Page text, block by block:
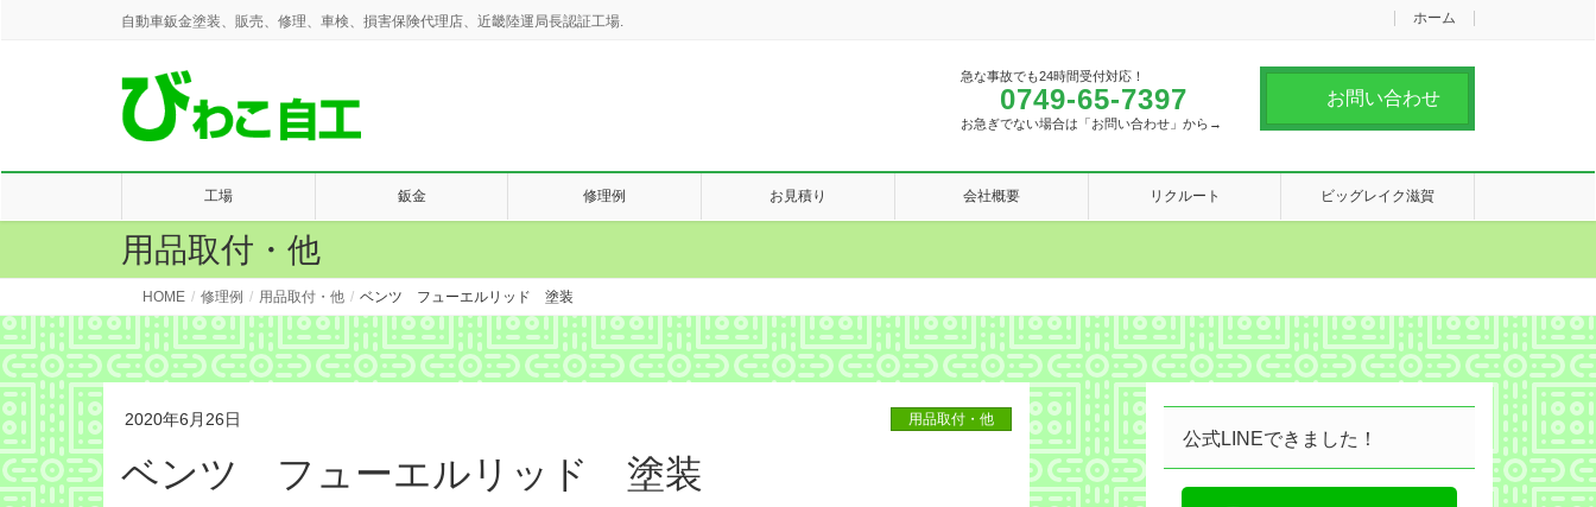
自動車鈑金塗装、販売、修理、車検、損害保険代理店、近畿陸運局長認証工場. ホーム
急な事故でも24時間受付対応！
0749-65-7397
お急ぎでない場合は「お問い合わせ」から→
お問い合わせ
工場 鈑金 修理例 お見積り 会社概要 リクルート ビッグレイク滋賀
用品取付・他
HOME 修理例 用品取付・他 ベンツ フューエルリッド 塗装
2020年6月26日 用品取付・他
ベンツ フューエルリッド 塗装
公式LINEできました！